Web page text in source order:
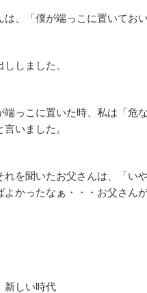
、「僕が端っこに置いてお
しました。
端っこに置いた時、私は「危
いました。
を聞いたお父さんは、「い
よかったなぁ・・・お父さんが
新しい時代